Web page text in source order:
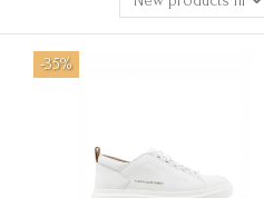
-35%